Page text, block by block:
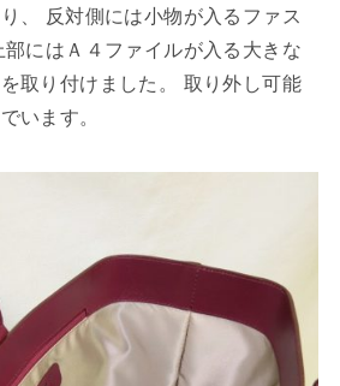
、 反対側には小物が入るファス
にはＡ４ファイルが入る大きな
取り付けました。 取り外し可能
います。